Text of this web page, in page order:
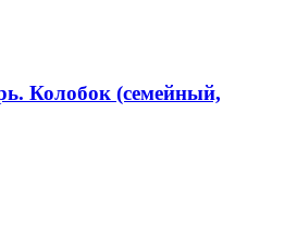
Колобок (семейный,